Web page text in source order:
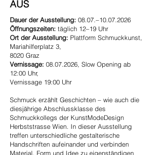
AUS
Dauer der Ausstellung: 08.07.–10.07.2026
Öffnungszeiten: täglich 12–19 Uhr
Ort der Ausstellung: Plattform Schmuckkunst,
Mariahilferplatz 3,
8020 Graz
Vernissage: 08.07.2026, Slow Opening ab
12:00 Uhr,
Vernissage 19:00 Uhr
Schmuck erzählt Geschichten – wie auch die
diesjährige Abschlussklasse des
Schmuckkollegs der KunstModeDesign
Herbststrasse Wien. In dieser Ausstellung
treffen unterschiedliche gestalterische
Handschriften aufeinander und verbinden
Material, Form und Idee zu eigenständigen